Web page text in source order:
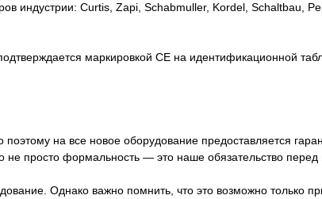
индустрии: Curtis, Zapi, Schabmuller, Kordel, Schaltbau,
маркировкой СЕ на идентификационной
на все новое оборудование предоставляется
не просто формальность — это наше обязательство перед
Однако важно помнить, что это возможно только